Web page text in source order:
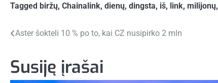
Tagged biržų, Chainalink, dienų, dingsta, iš, link, milijonų,
Navigacija
įrašų
Aster šokteli 10 % po to, kai CZ nusipirko 2 mln
Susiję įrašai